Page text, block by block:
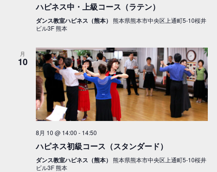
ハピネス中・上級コース（ラテン）
ダンス教室ハピネス（熊本） 熊本県熊本市中央区上通町5-10桜井
ビル3F 熊本
月
10
8月 10 @ 14:00 - 14:50
ハピネス初級コース（スタンダード）
ダンス教室ハピネス（熊本） 熊本県熊本市中央区上通町5-10桜井
ビル3F 熊本